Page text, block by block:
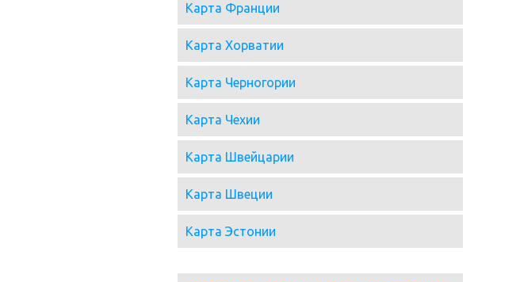
Карта Франции
Карта Хорватии
Карта Черногории
Карта Чехии
Карта Швейцарии
Карта Швеции
Карта Эстонии